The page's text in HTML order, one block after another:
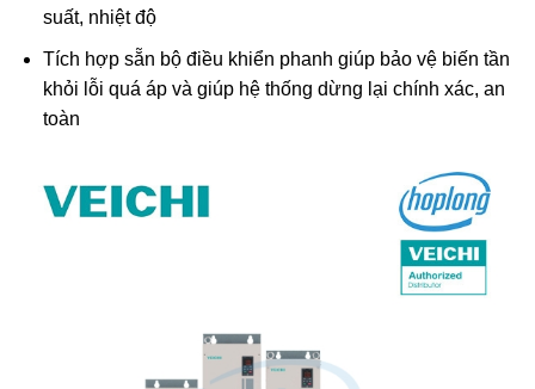
suất, nhiệt độ
Tích hợp sẵn bộ điều khiển phanh giúp bảo vệ biến tần
khỏi lỗi quá áp và giúp hệ thống dừng lại chính xác, an
toàn